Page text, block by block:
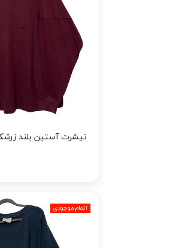
تیشرت آستین بلند
اتمام موجودی